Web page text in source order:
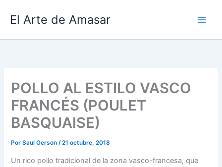
El Arte de Amasar
POLLO AL ESTILO VASCO
FRANCÉS (POULET
BASQUAISE)
PorSaul Gerson/21 octubre, 2018
Un rico pollo tradicional de la zona vasco-francesa, que